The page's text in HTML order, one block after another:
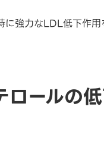
強力なLDL低下作用
ールの